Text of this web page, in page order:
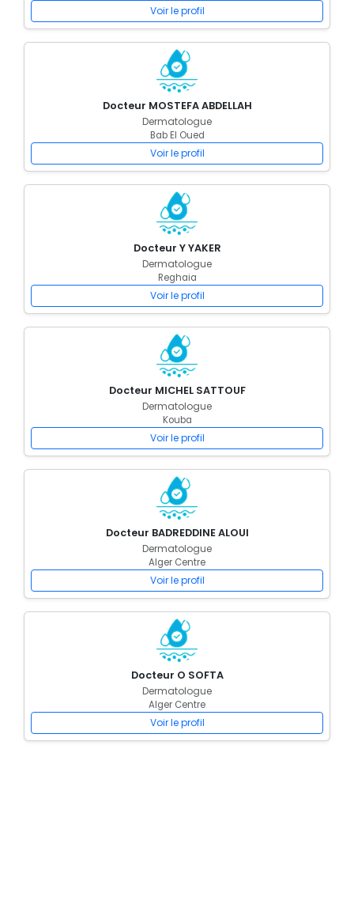
Voir le profil
Docteur MOSTEFA ABDELLAH
Dermatologue
Bab El Oued
Voir le profil
Docteur Y YAKER
Dermatologue
Reghaia
Voir le profil
Docteur MICHEL SATTOUF
Dermatologue
Kouba
Voir le profil
Docteur BADREDDINE ALOUI
Dermatologue
Alger Centre
Voir le profil
Docteur O SOFTA
Dermatologue
Alger Centre
Voir le profil